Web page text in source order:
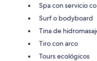
Spa con servicio
Surf o bodyboard
Tina de
Tiro con arco
Tours ecológicos